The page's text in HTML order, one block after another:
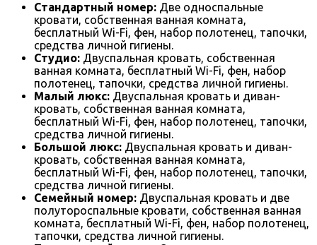
Стандартный номер: Две односпальные
кровати, собственная ванная комната,
бесплатный Wi-Fi, фен, набор полотенец, тапочки,
средства личной гигиены.
Студио: Двуспальная кровать, собственная
ванная комната, бесплатный Wi-Fi, фен, набор
полотенец, тапочки, средства личной гигиены.
Малый люкс: Двуспальная кровать и диван-
кровать, собственная ванная комната,
бесплатный Wi-Fi, фен, набор полотенец, тапочки,
средства личной гигиены.
Большой люкс: Двуспальная кровать и диван-
кровать, собственная ванная комната,
бесплатный Wi-Fi, фен, набор полотенец, тапочки,
средства личной гигиены.
Семейный номер: Двуспальная кровать и две
полутороспальные кровати, собственная ванная
комната, бесплатный Wi-Fi, фен, набор полотенец,
тапочки, средства личной гигиены.